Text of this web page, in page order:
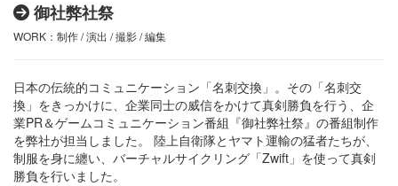
御社弊社祭
WORK：制作 / 演出 / 撮影 / 編集
日本の伝統的コミュニケーション「名刺交換」。その「名刺交
換」をきっかけに、企業同士の威信をかけて真剣勝負を行う、企
業PR＆ゲームコミュニケーション番組『御社弊社祭』の番組制作
を弊社が担当しました。 陸上自衛隊とヤマト運輸の猛者たちが、
制服を身に纏い、バーチャルサイクリング「Zwift」を使って真剣
勝負を行いました。